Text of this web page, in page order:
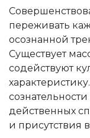
переживать
осознанной
Существует
содействуют
действенных
и присутствия